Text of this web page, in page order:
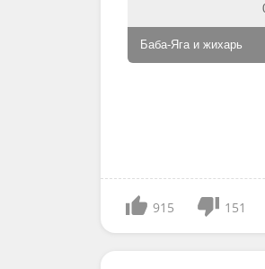
Баба-Яга и жихарь
915 151